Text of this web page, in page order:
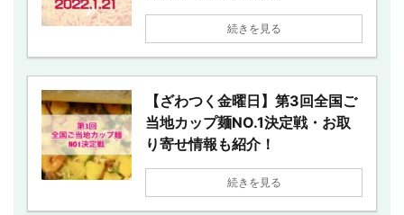
続きを見る
【ざわつく金曜日】第3回全国ご
当地カップ麺NO.1決定戦・お取
り寄せ情報も紹介！
続きを見る